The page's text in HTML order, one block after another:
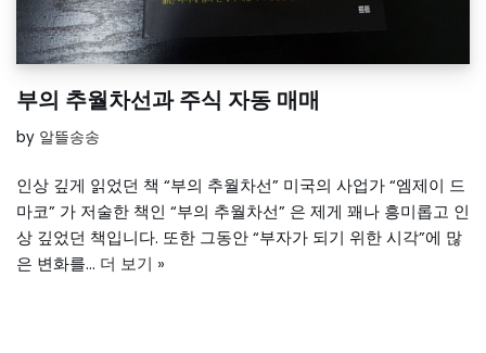
부의 추월차선과 주식 자동 매매
by 알뜰송송
인상 깊게 읽었던 책 “부의 추월차선” 미국의 사업가 “엠제이 드
마코” 가 저술한 책인 “부의 추월차선” 은 제게 꽤나 흥미롭고 인
상 깊었던 책입니다. 또한 그동안 “부자가 되기 위한 시각”에 많
은 변화를… 더 보기 »